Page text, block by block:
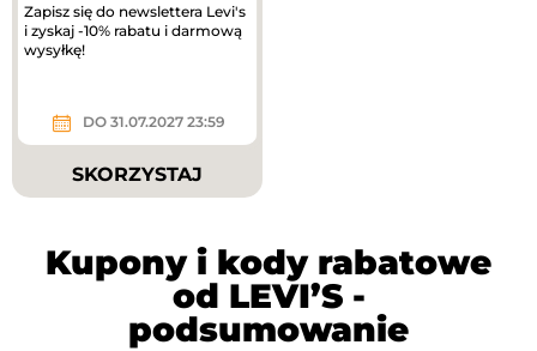
Zapisz się do newslettera Levi's
i zyskaj -10% rabatu i darmową
wysyłkę!
DO 31.07.2027 23:59
SKORZYSTAJ
Kupony i kody rabatowe
od LEVI’S -
podsumowanie